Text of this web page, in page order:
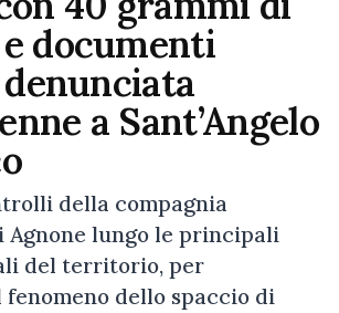
documenti
a Sant’Angelo
della compagnia
Agnone lungo le principali
del territorio, per
dello spaccio di